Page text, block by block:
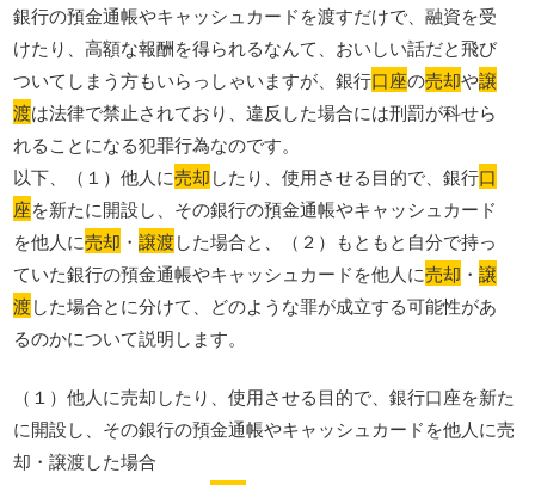
銀行の預金通帳やキャッシュカードを渡すだけで、融資を受
けたり、高額な報酬を得られるなんて、おいしい話だと飛び
ついてしまう方もいらっしゃいますが、銀行口座の売却や譲
渡は法律で禁止されており、違反した場合には刑罰が科せら
れることになる犯罪行為なのです。
以下、（１）他人に売却したり、使用させる目的で、銀行口
座を新たに開設し、その銀行の預金通帳やキャッシュカード
を他人に売却 ・譲渡した場合と、（２）もともと自分で持っ
ていた銀行の預金通帳やキャッシュカードを他人に売却 ・譲
渡した場合とに分けて、どのような罪が成立する可能性があ
るのかについて説明します。
（１）他人に売却したり、使用させる目的で、銀行口座を新た
に開設し、その銀行の預金通帳やキャッシュカードを他人に売
却・譲渡した場合